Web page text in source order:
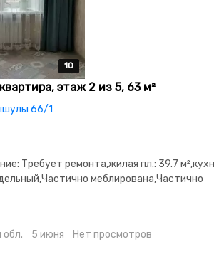
10
10
10
10
10
этаж 2 из 5, 63 м²
66/1
Требует ремонта,жилая пл.: 39.7
меблирована,Частично
Рядом охраняемая
обл. 5 июня Нет просмотров